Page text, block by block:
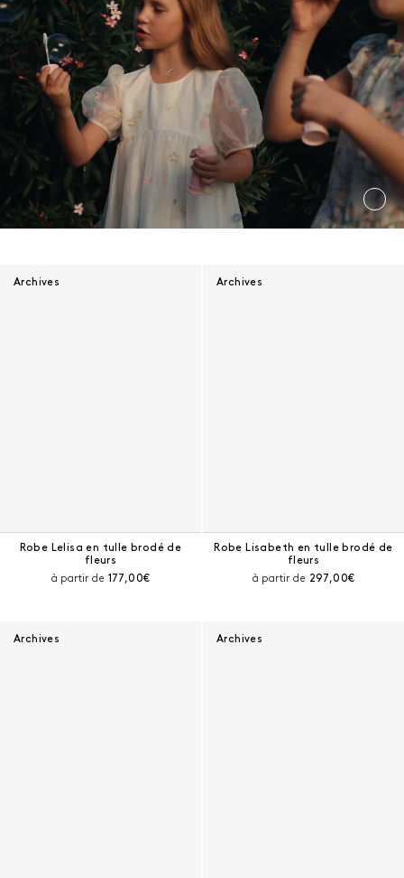
Archives
Robe Lelisa en tulle brodé de
fleurs
à partir de Prix courant :
177,00€
Archives
Robe Lisabeth en tulle brodé de
fleurs
à partir de Prix courant :
297,00€
Archives Archives